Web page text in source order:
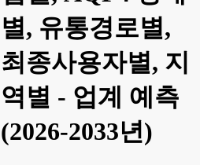
별, 유통경로별,
최종사용자별, 지
역별 - 업계 예측
(2026-2033년)